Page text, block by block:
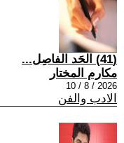
(41) الحَد الفاصِل...
مكارم المختار
2026 / 8 / 10
الادب والفن